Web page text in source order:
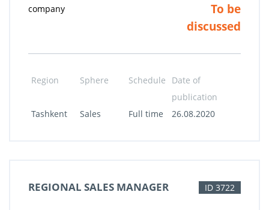
company
To be
discussed
Region Sphere Schedule
Date of
publication
Tashkent
Sales Full time 26.08.2020
REGIONAL SALES MANAGER ID 3722